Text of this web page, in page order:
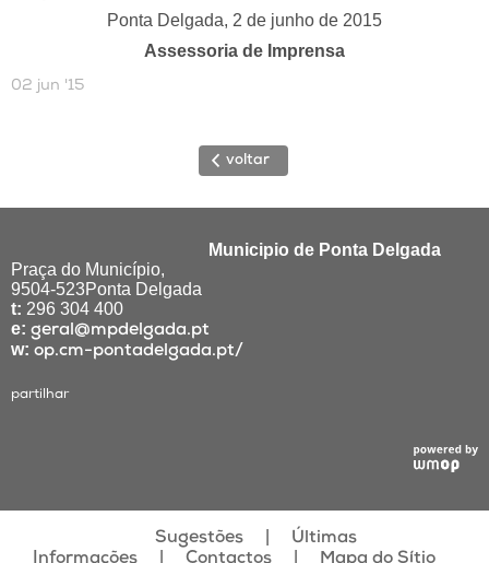
Ponta Delgada, 2 de junho de 2015
Assessoria de Imprensa
02 jun '15
voltar
Municipio de Ponta Delgada
Praça do Município,
9504-523Ponta Delgada
t: 296 304 400
e: geral@mpdelgada.pt
w: op.cm-pontadelgada.pt/
partilhar
Sugestões
Últimas